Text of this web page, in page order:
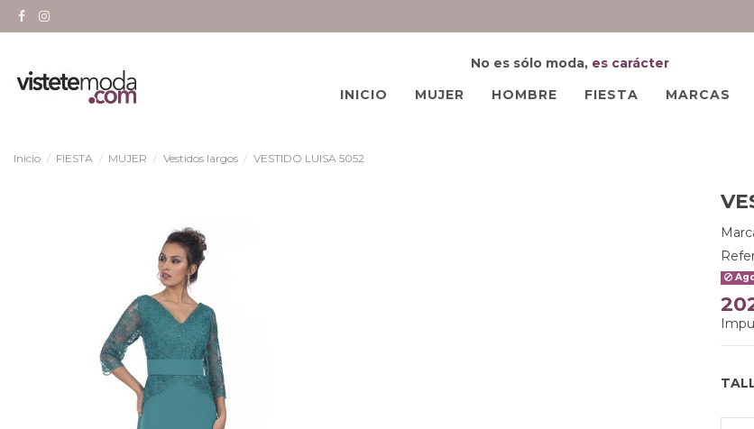
No es sólo moda, es carácter
INICIO
MUJER HOMBRE FIESTA MARCAS
Inicio FIESTA MUJER Vestidos largos VESTIDO LUISA 5052